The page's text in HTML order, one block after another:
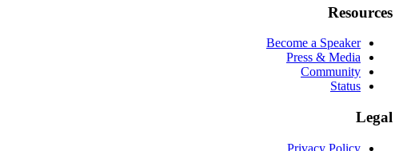
Resources
Become a Speaker
Press & Media
Community
Status
Legal
Privacy Policy